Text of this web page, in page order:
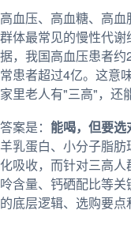
高血压、高血糖、高
群体最常见的慢性代
据，我国高血压患者
常患者超过4亿。这意
家里老人有"三高"，还
答案是： 能喝，但要选
羊乳蛋白、小分子脂
化吸收，而针对三高
呤含量、钙硒配比等
的底层逻辑、选购要点